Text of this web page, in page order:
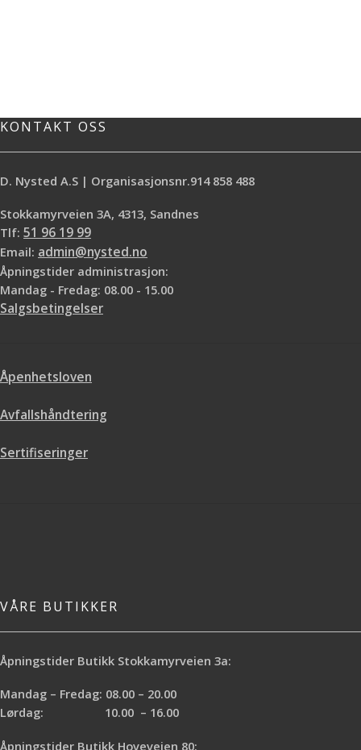
KONTAKT OSS
D. Nysted A.S | Organisasjonsnr.914 858 488
Stokkamyrveien 3A, 4313, Sandnes
Tlf: 51 96 19 99
Email: admin@nysted.no
Åpningstider administrasjon:
Mandag - Fredag: 08.00 - 15.00
Salgsbetingelser
Åpenhetsloven
Avfallshåndtering
Sertifiseringer
VÅRE BUTIKKER
Åpningstider Butikk Stokkamyrveien 3a:
Mandag – Fredag: 08.00 – 20.00
Lørdag: 10.00 – 16.00
Åpningstider Butikk Hoveveien 80: